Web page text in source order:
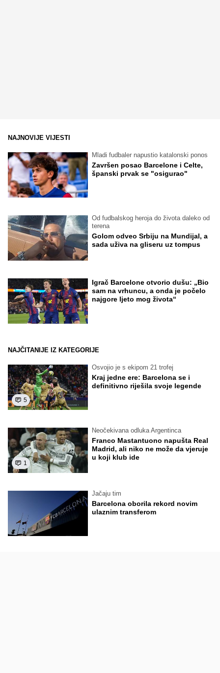
NAJNOVIJE VIJESTI
Mladi fudbaler napustio katalonski ponos
Završen posao Barcelone i Celte,
španski prvak se "osigurao"
Od fudbalskog heroja do života daleko od
terena
Golom odveo Srbiju na Mundijal, a
sada uživa na gliseru uz tompus
Igrač Barcelone otvorio dušu: „Bio
sam na vrhuncu, a onda je počelo
najgore ljeto mog života“
NAJČITANIJE IZ KATEGORIJE
5
Osvojio je s ekipom 21 trofej
Kraj jedne ere: Barcelona se i
definitivno riješila svoje legende
1
Neočekivana odluka Argentinca
Franco Mastantuono napušta Real
Madrid, ali niko ne može da vjeruje
u koji klub ide
Jačaju tim
Barcelona oborila rekord novim
ulaznim transferom